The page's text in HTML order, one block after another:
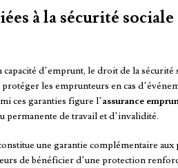
à la sécurité sociale
d’emprunt, le droit de la
les emprunteurs en cas
ces garanties figure l’assurance
permanente de travail et d’invalidité.
une garantie complémentaire
de bénéficier d’une protection